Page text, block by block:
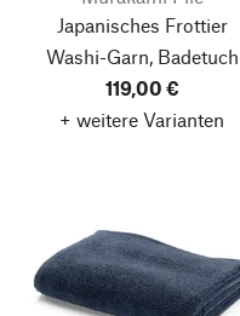
Japanisches Frottier
Washi-Garn, Badetuch
119,00 €
+ weitere Varianten